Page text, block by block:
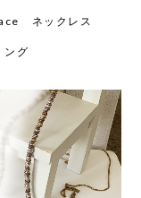
ネックレス
グ